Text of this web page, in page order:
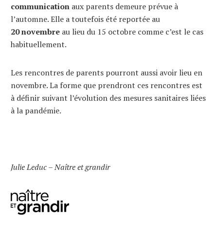
communication aux parents demeure prévue à
l’automne. Elle a toutefois été reportée au
20novembre au lieu du 15 octobre comme c’est le cas
habituellement.
Les rencontres de parents pourront aussi avoir lieu en
novembre. La forme que prendront ces rencontres est
à définir suivant l’évolution des mesures sanitaires liées
à la pandémie.
Julie Leduc – Naître et grandir